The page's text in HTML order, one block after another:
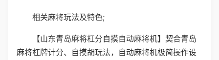
相关麻将玩法及特色;
【山东青岛麻将杠分自摸自动麻将机】契合青岛
麻将杠牌计分、自摸胡玩法，自动麻将机极简操作设